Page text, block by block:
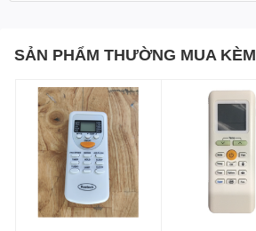
SẢN PHẨM THƯỜNG MUA KÈM